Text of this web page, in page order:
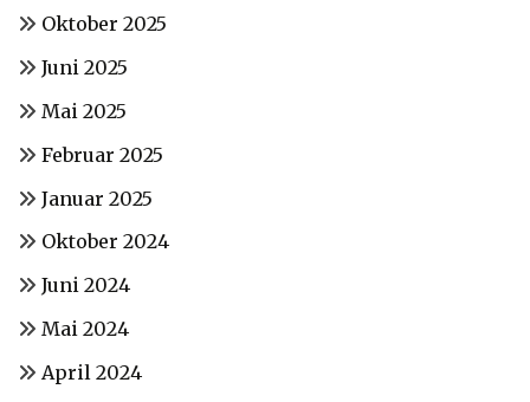
Oktober 2025
Juni 2025
Mai 2025
Februar 2025
Januar 2025
Oktober 2024
Juni 2024
Mai 2024
April 2024